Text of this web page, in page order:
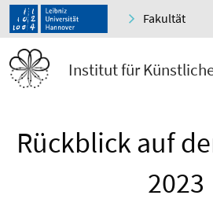
Fakultät
Institut für
Rückblick auf
2023